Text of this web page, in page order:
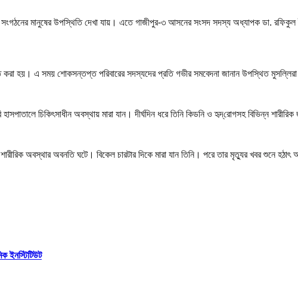
সংগঠনের মানুষের উপস্থিতি দেখা যায়। এতে গাজীপুর-৩ আসনের সংসদ সদস্য অধ্যাপক ডা. রফিকুল
করা হয়। এ সময় শোকসন্তপ্ত পরিবারের সদস্যদের প্রতি গভীর সমবেদনা জানান উপস্থিত
চিকিৎসাধীন অবস্থায় মারা যান। দীর্ঘদিন ধরে তিনি কিডনি ও হৃদ্‌রোগসহ বিভিন্ন
অবস্থার অবনতি ঘটে। বিকেল চারটার দিকে মারা যান তিনি। পরে তার মৃত্যুর খবর শুনে
ইনস্টিটিউট